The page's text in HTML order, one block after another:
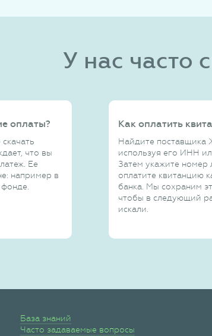
У нас часто
оплаты?
что вы
Ее
например в
Как оплатить
Найдите поставщика
используя его ИНН
Затем укажите номер
оплатите квитанцию
банка. Мы сохраним
чтобы в следующий
искали.
База знаний
Часто задаваемые вопросы